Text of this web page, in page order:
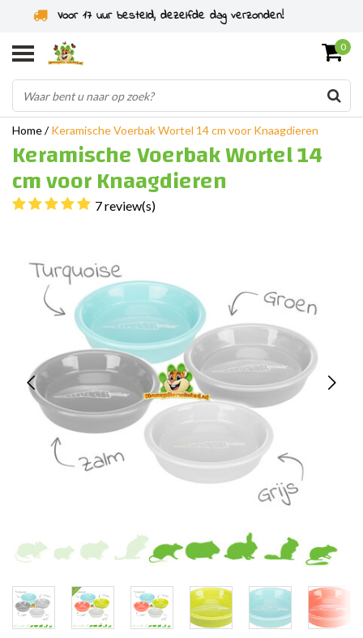
Specialist in knaagdieren sinds 2011
0
Home/Keramische Voerbak Wortel 14 cm voor Knaagdieren
Keramische Voerbak Wortel 14
cm voor Knaagdieren
7 review(s)